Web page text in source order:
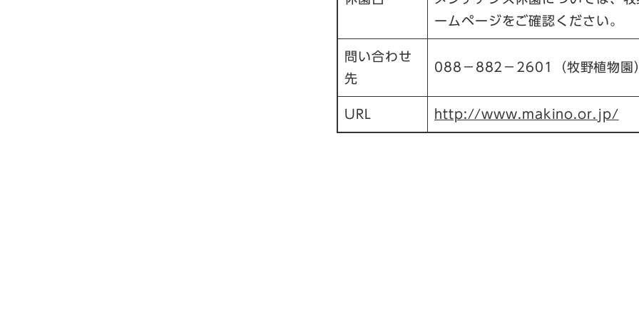
ームページをご確認ください。
問い合わせ
先
088－882－2601（牧野植物園
URL http://www.makino.or.jp/